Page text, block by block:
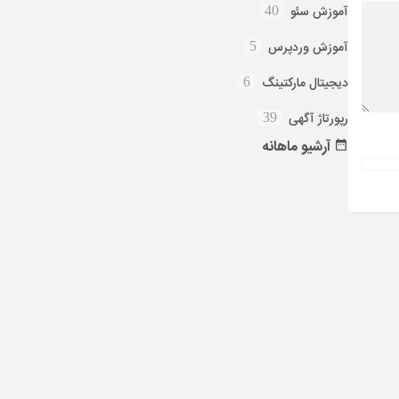
آموزش سئو 40
آموزش وردپرس 5
دیجیتال مارکتینگ 6
رپورتاژ آگهی 39
آرشیوماهانه